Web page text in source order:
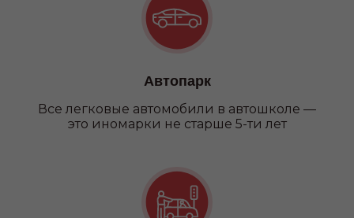
Автопарк
Все легковые автомобили в автошколе —
это иномарки не старше 5-ти лет